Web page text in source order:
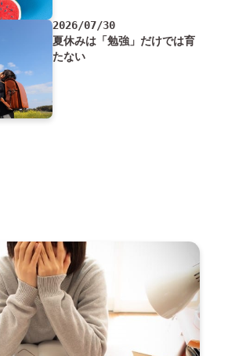
2026/07/30
夏休みは「勉強」だけでは育
たない